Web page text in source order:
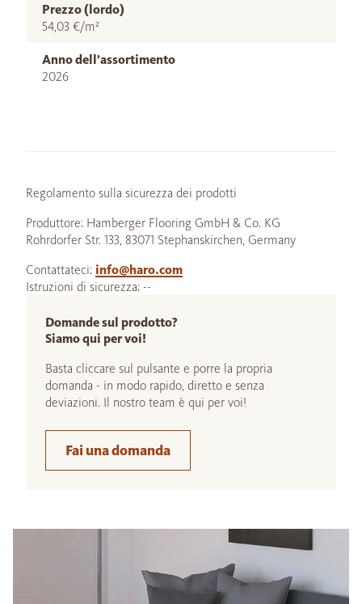
Prezzo (lordo)
54,03 €/m²
Anno dell’assortimento
2026
Regolamento sulla sicurezza dei prodotti
Produttore: Hamberger Flooring GmbH & Co. KG
Rohrdorfer Str. 133, 83071 Stephanskirchen, Germany
Contattateci: info@haro.com
Istruzioni di sicurezza: --
Domande sul prodotto?
Siamo qui per voi!
Basta cliccare sul pulsante e porre la propria
domanda - in modo rapido, diretto e senza
deviazioni. Il nostro team è qui per voi!
Fai una domanda